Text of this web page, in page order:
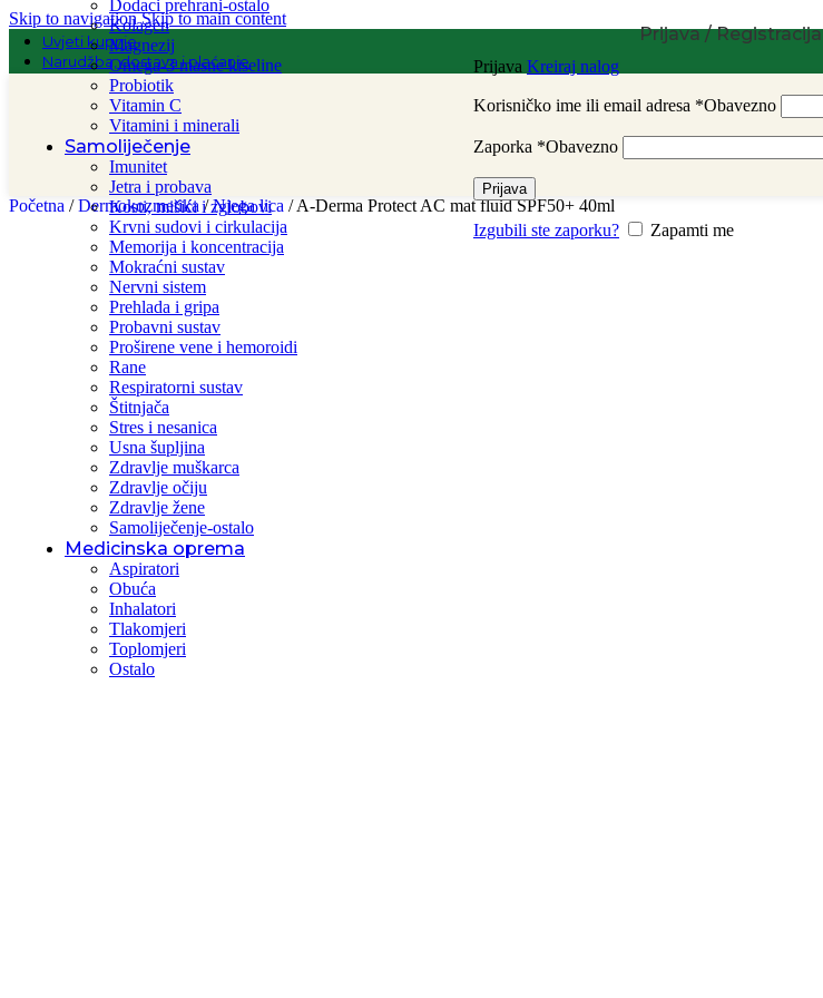
Skip to navigationSkip to main content
Uvjeti kupnje
Narudžba, dostava i plaćanje
Dodaci prehrani-ostalo
Kolagen
Magnezij
Omega-3 masne kiseline
Probiotik
Vitamin C
Vitamini i minerali
Samoliječenje
Imunitet
Jetra i probava
Kosti, mišići i zglobovi
Krvni sudovi i cirkulacija
Memorija i koncentracija
Mokraćni sustav
Nervni sistem
Prehlada i gripa
Probavni sustav
Proširene vene i hemoroidi
Rane
Respiratorni sustav
Štitnjača
Stres i nesanica
Usna šupljina
Zdravlje muškarca
Zdravlje očiju
Zdravlje žene
Samoliječenje-ostalo
Medicinska oprema
Aspiratori
Obuća
Inhalatori
Tlakomjeri
Toplomjeri
Ostalo
Prijava / Registracija
Prijava Kreiraj nalog
Korisničko ime ili email adresa *Obavezno
Zaporka *Obavezno
Prijava
Izgubili ste zaporku? Zapamti me
Početna / Dermokozmetika/ Njega lica / A-Derma Protect AC mat fluid SPF50+ 40ml